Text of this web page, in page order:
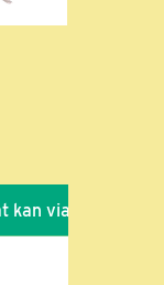
de link!